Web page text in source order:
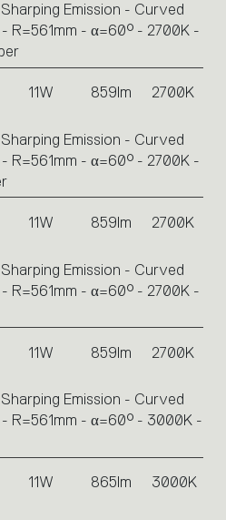
Emission - Curved
R=561mm - α=60° - 2700K -
11W 859lm 2700K
Emission - Curved
R=561mm - α=60° - 2700K -
11W 859lm 2700K
Emission - Curved
R=561mm - α=60° - 2700K -
11W 859lm 2700K
Emission - Curved
R=561mm - α=60° - 3000K -
11W 865lm 3000K